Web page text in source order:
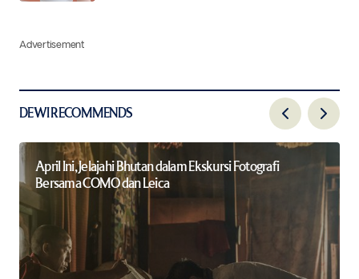
Advertisement
DEWI RECOMMENDS
April Ini, Jelajahi Bhutan dalam Ekskursi Fotografi
Bersama COMO dan Leica